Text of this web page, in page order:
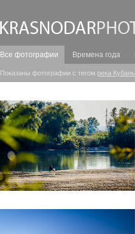
Все фотографии Времена года
Показаны фотографии с тегом река Кубань